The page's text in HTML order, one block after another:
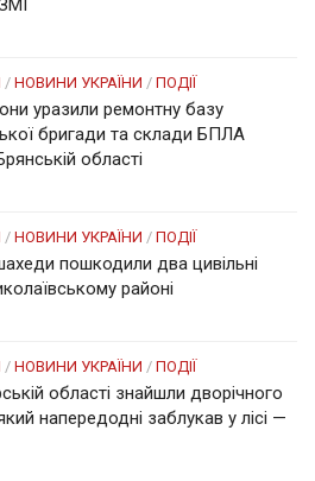
/ НОВИНИ УКРАЇНИ / ПОДІЇ
уразили ремонтну базу
бригади та склади БПЛА
області
/ НОВИНИ УКРАЇНИ / ПОДІЇ
пошкодили два цивільні
районі
/ НОВИНИ УКРАЇНИ / ПОДІЇ
області знайшли дворічного
напередодні заблукав у лісі —